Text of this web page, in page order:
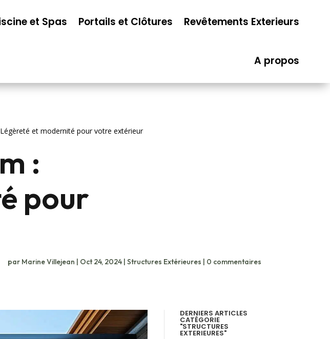
et Spas Portails et Clôtures Revêtements Exterieurs
A propos
et modernité pour votre extérieur
:
pour
par Marine Villejean | Oct 24, 2024| Structures Extérieures | 0 commentaires
DERNIERS ARTICLES
CATÉGORIE
"STRUCTURES
EXTERIEURES"